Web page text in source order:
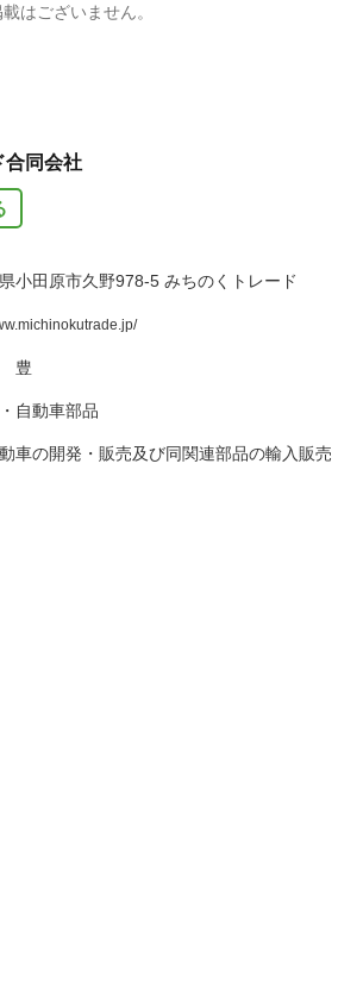
はございません。
合同会社
小田原市久野978-5 みちのくトレード
豊
自動車部品
車の開発・販売及び同関連部品の輸入販売